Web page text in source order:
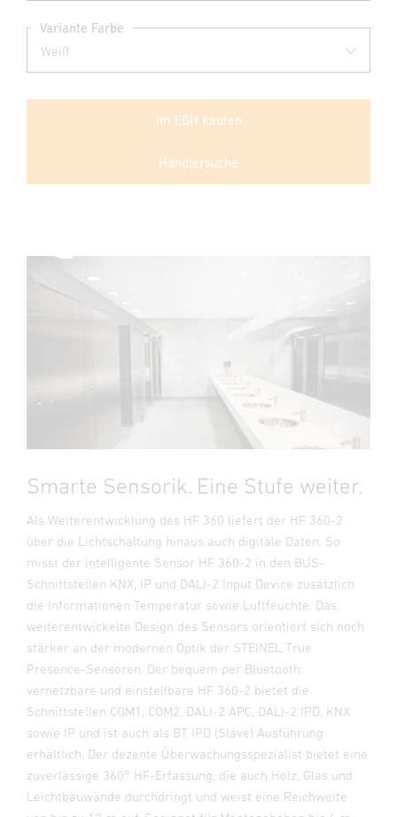
Variante Farbe
Im EGH kaufen
Händlersuche
Smarte Sensorik. Eine Stufe weiter.
Als Weiterentwicklung des HF 360 liefert der HF 360-2
über die Lichtschaltung hinaus auch digitale Daten. So
misst der intelligente Sensor HF 360-2 in den BUS-
Schnittstellen KNX, IP und DALI-2 Input Device zusätzlich
die Informationen Temperatur sowie Luftfeuchte. Das
weiterentwickelte Design des Sensors orientiert sich noch
stärker an der modernen Optik der STEINEL True
Presence-Sensoren. Der bequem per Bluetooth
vernetzbare und einstellbare HF 360-2 bietet die
Schnittstellen COM1, COM2, DALI-2 APC, DALI-2 IPD, KNX
sowie IP und ist auch als BT IPD (Slave) Ausführung
erhältlich. Der dezente Überwachungsspezialist bietet eine
zuverlässige 360° HF-Erfassung, die auch Holz, Glas und
Leichtbauwände durchdringt und weist eine Reichweite